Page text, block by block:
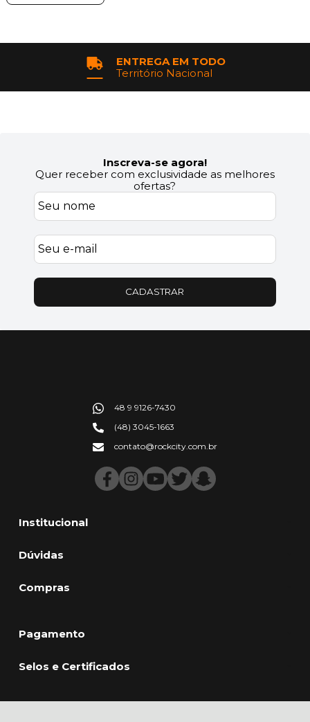
ENTREGA EM TODO
Território Nacional
Inscreva-se agora!
Quer receber com exclusividade as melhores
ofertas?
CADASTRAR
Institucional
Dúvidas
Compras
48 9 9126-7430
(48) 3045-1663
contato@rockcity.com.br
Pagamento
Selos e Certificados